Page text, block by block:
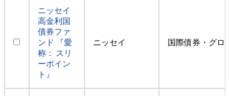
ニッセイ
高金利国
債券ファ
ンド 『愛
称： スリ
ーポイン
ト』
ニッセイ 国際債券・グロ